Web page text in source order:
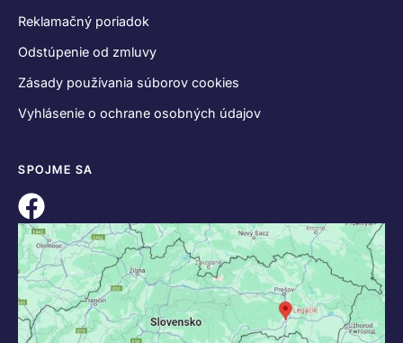
Reklamačný poriadok
Odstúpenie od zmluvy
Zásady používania súborov cookies
Vyhlásenie o ochrane osobných údajov
SPOJME SA